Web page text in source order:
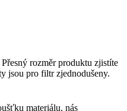
rozměr produktu zjistíte
jsou pro filtr zjednodušeny.
materiálu, nás